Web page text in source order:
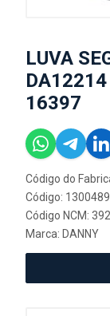
LUVA
16397
Código do
Código:
Código NCM:
Marca: DANNY